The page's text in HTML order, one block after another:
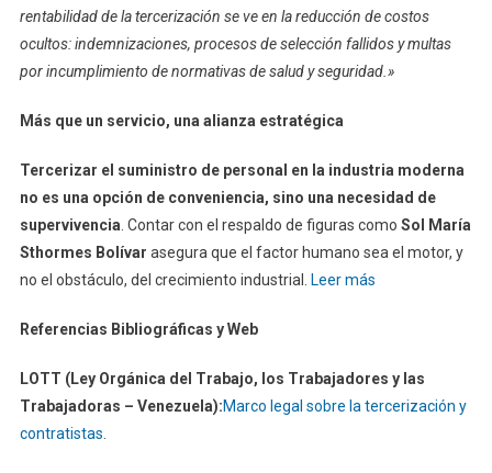
rentabilidad de la tercerización se ve en la reducción de costos
ocultos: indemnizaciones, procesos de selección fallidos y multas
por incumplimiento de normativas de salud y seguridad.»
Más que un servicio, una alianza estratégica
Tercerizar el suministro de personal en la industria moderna
no es una opción de conveniencia, sino una necesidad de
supervivencia. Contar con el respaldo de figuras como Sol María
Sthormes Bolívar asegura que el factor humano sea el motor, y
no el obstáculo, del crecimiento industrial. Leer más
Referencias Bibliográficas y Web
LOTT (Ley Orgánica del Trabajo, los Trabajadores y las
Trabajadoras – Venezuela):Marco legal sobre la tercerización y
contratistas.